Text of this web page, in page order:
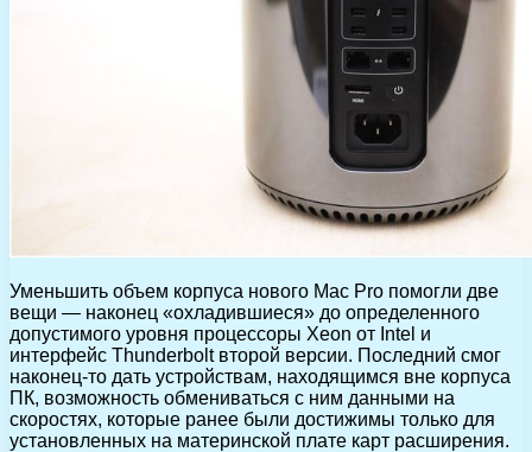
Уменьшить объем корпуса нового Mac Pro помогли две
вещи — наконец «охладившиеся» до определенного
допустимого уровня процессоры Xeon от Intel и
интерфейс Thunderbolt второй версии. Последний смог
наконец-то дать устройствам, находящимся вне корпуса
ПК, возможность обмениваться с ним данными на
скоростях, которые ранее были достижимы только для
установленных на материнской плате карт расширения.